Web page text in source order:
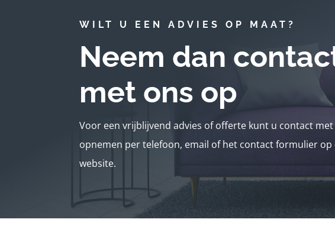
WILT U EEN ADVIES OP MAAT?
Neem dan
met ons op
Voor een vrijblijvend advies of offerte kunt u contact met
opnemen per telefoon, email of het contact formulier op
website.